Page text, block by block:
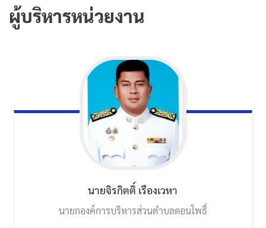
ผู้บริหารหน่วยงาน
นายจิรกิตติ์ เรืองเวหา
นายกองค์การบริหารส่วนตำบลดอนโพธิ์